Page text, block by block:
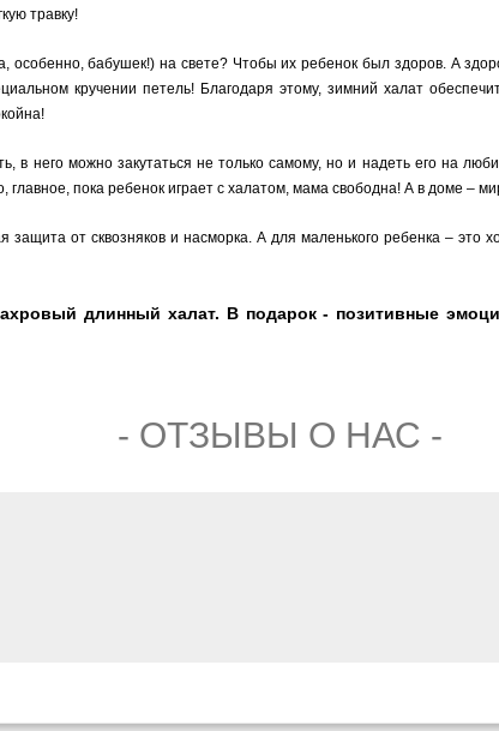
травку!
особенно, бабушек!) на свете? Чтобы их ребенок был здоров. А
кручении петель! Благодаря этому, зимний халат
в него можно закутаться не только самому, но и надеть его на
пока ребенок играет с халатом, мама свободна! А в доме –
от сквозняков и насморка. А для маленького ребенка – это
длинный халат. В подарок - позитивные
- ОТЗЫВЫ О НАС -